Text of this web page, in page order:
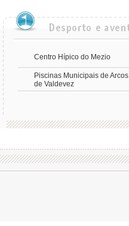
Centro Hípico do Mezio
Piscinas Municipais de Arcos
de Valdevez